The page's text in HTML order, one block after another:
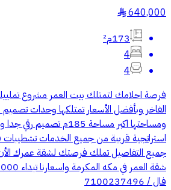
640,000
§
173م²
4
4
فرصة احلامك لتمتلك بيت العمر مشروع
الفاخر وبأفضل الأسعار تمتلكها وحدات
ومساحتها اكبر مساحة 185م
استراتجية قريبة من جميع الخدمات تشطيبات
جميع التفاصيل تملك فرصتك لشقة عمرك
فال / 7100237496